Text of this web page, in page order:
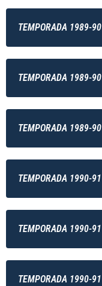
TEMPORADA 1989-90
TEMPORADA 1989-90
TEMPORADA 1989-90
TEMPORADA 1990-91
TEMPORADA 1990-91
TEMPORADA 1990-91